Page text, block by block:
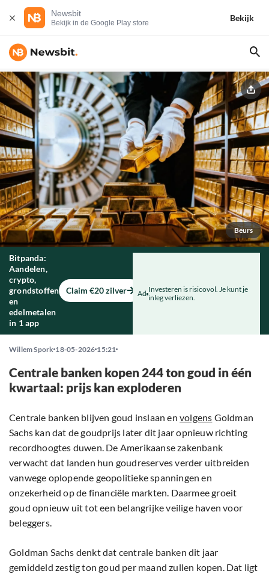
Newsbit
Bekijk in de Google Play store
Bekijk
Beurs
Bitpanda:
Aandelen,
crypto,
grondstoffen
en
edelmetalen
in 1 app
Claim €20 zilver Ad Investeren is risicovol. Je kunt je
inleg verliezen.
Willem Spork 18-05-2026 15:21
Centrale banken kopen 244 ton goud in één
kwartaal: prijs kan exploderen
Centrale banken blijven goud inslaan en volgens Goldman
Sachs kan dat de goudprijs later dit jaar opnieuw richting
recordhoogtes duwen. De Amerikaanse zakenbank
verwacht dat landen hun goudreserves verder uitbreiden
vanwege oplopende geopolitieke spanningen en
onzekerheid op de financiële markten. Daarmee groeit
goud opnieuw uit tot een belangrijke veilige haven voor
beleggers.
Goldman Sachs denkt dat centrale banken dit jaar
gemiddeld zestig ton goud per maand zullen kopen. Dat ligt